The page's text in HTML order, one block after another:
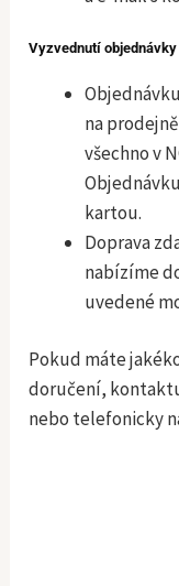
Vyzvednutí objednávky
na
všechno v
kartou.
Doprava
nabízíme
uvedené
Pokud máte
doručení,
nebo telefonicky